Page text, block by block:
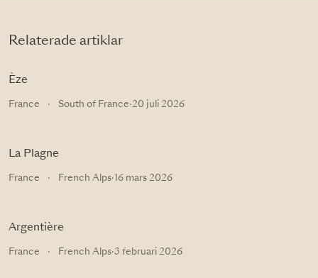
Relaterade artiklar
Èze
France · South of France·20 juli 2026
La Plagne
France · French Alps·16 mars 2026
Argentière
France · French Alps·3 februari 2026